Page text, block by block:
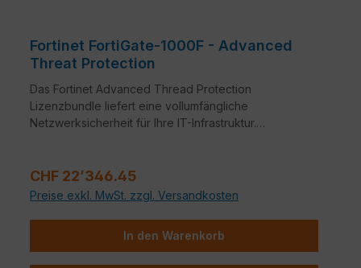
Fortinet FortiGate-1000F - Advanced
Threat Protection
Das Fortinet Advanced Thread Protection
Lizenzbundle liefert eine vollumfängliche
Netzwerksicherheit für Ihre IT-Infrastruktur.
Prevention System (IPS) und Anti-Virus.
Regulärer Preis:
CHF 22’346.45
Preise exkl. MwSt. zzgl. Versandkosten
In den Warenkorb